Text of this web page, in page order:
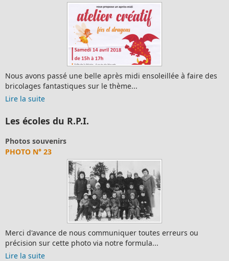
Nous avons passé une belle après midi ensoleillée à faire des
bricolages fantastiques sur le thème...
Lire la suite
Les écoles du R.P.I.
Photos souvenirs
PHOTO N° 23
Merci d'avance de nous communiquer toutes erreurs ou
précision sur cette photo via notre formula...
Lire la suite